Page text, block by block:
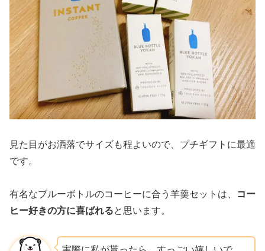
見た目がお洒落でサイズも程よいので、プチギフトに最適
です。
有名なブルーボトルのコーヒーに合う羊羹セットは、
コー
ヒー好きの方に喜ばれると思います。